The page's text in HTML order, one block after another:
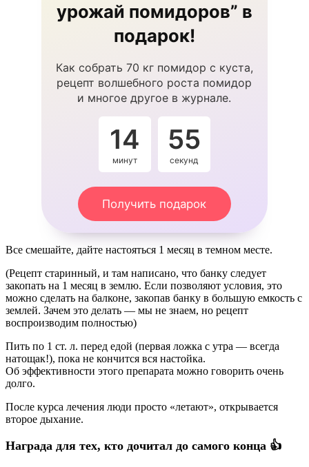
урожай помидоров” в
подарок!
Как собрать 70 кг помидор с куста,
рецепт волшебного роста помидор
и многое другое в журнале.
14
минут
54
секунды
Получить подарок
Все смешайте, дайте настояться 1 месяц в темном месте.
(Рецепт старинный, и там написано, что банку следует
закопать на 1 месяц в землю. Если позволяют условия, это
можно сделать на балконе, закопав банку в большую емкость с
землей. Зачем это делать — мы не знаем, но рецепт
воспроизводим полностью)
Пить по 1 ст. л. перед едой (первая ложка с утра — всегда
натощак!), пока не кончится вся настойка.
Об эффективности этого препарата можно говорить очень
долго.
После курса лечения люди просто «летают», открывается
второе дыхание.
Награда для тех, кто дочитал до самого конца 👍